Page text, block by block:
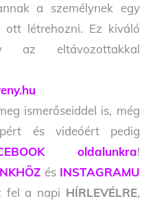
a személynek egy
létrehozni. Ez kiváló
az eltávozottakkal
ismerőseiddel is, még
és videóért pedig
oldalunkra!
és INSTAGRAMU
fel a napi HÍRLEVÉLRE,